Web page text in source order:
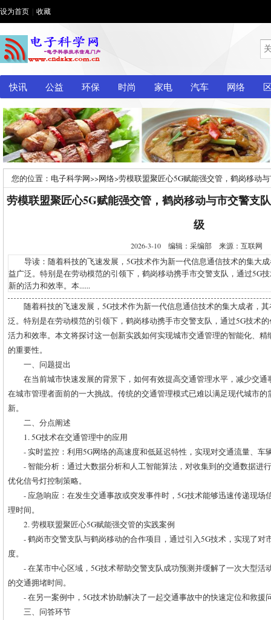
设为首页 收藏
快讯 公益 环保 时尚 家电 汽车 网络
您的位置： 电子科学网>>网络>劳模联盟聚匠心5G赋能强交管，鹤岗移动
级
劳模联盟聚匠心5G赋能强交管，鹤岗移动与市交警支
级
2026-3-10 编辑：采编部 来源：互联网
导读：随着科技的飞速发展，5G技术作为新一代信息通信技术的集大
益广泛。特别是在劳动模范的引领下，鹤岗移动携手市交警支队，通过5G
新的活力和效率。本......
随着科技的飞速发展，5G技术作为新一代信息通信技术的集大成者，
泛。特别是在劳动模范的引领下，鹤岗移动携手市交警支队，通过5G技术
活力和效率。本文将探讨这一创新实践如何实现城市交通管理的智能化、
的重要性。
一、问题提出
在当前城市快速发展的背景下，如何有效提高交通管理水平，减少交
在城市管理者面前的一大挑战。传统的交通管理模式已难以满足现代城市
新。
二、分点阐述
1. 5G技术在交通管理中的应用
- 实时监控：利用5G网络的高速度和低延迟特性，实现对交通流量、车
- 智能分析：通过大数据分析和人工智能算法，对收集到的交通数据进
优化信号灯控制策略。
- 应急响应：在发生交通事故或突发事件时，5G技术能够迅速传递现场
理时间。
2. 劳模联盟聚匠心5G赋能强交管的实践案例
- 鹤岗市交警支队与鹤岗移动的合作项目，通过引入5G技术，实现了对
度。
- 在某市中心区域，5G技术帮助交警支队成功预测并缓解了一次大型活
的交通拥堵时间。
- 在另一案例中，5G技术协助解决了一起交通事故中的快速定位和救援
三、问答环节